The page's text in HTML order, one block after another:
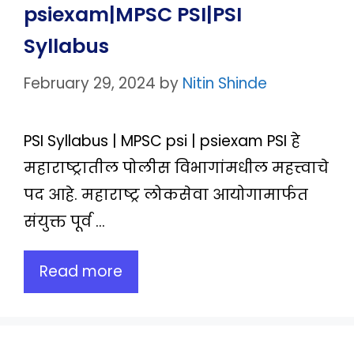
psiexam|MPSC PSI|PSI
Syllabus
February 29, 2024 by Nitin Shinde
PSI Syllabus | MPSC psi | psiexam PSI हे
महाराष्ट्रातील पोलीस विभागांमधील महत्त्वाचे
पद आहे. महाराष्ट्र लोकसेवा आयोगामार्फत
संयुक्त पूर्व …
Read more